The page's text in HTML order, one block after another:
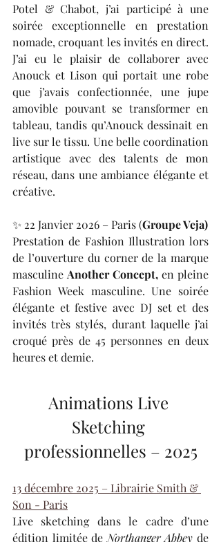
Potel & Chabot, j’ai participé à une
soirée exceptionnelle en prestation
nomade, croquant les invités en direct.
J’ai eu le plaisir de collaborer avec
Anouck et Lison qui portait une robe
que j’avais confectionnée, une jupe
amovible pouvant se transformer en
tableau, tandis qu’Anouck dessinait en
live sur le tissu. Une belle coordination
artistique avec des talents de mon
réseau, dans une ambiance élégante et
créative.
✨ 22 Janvier 2026 – Paris (Groupe Veja)
Prestation de Fashion Illustration lors
de l’ouverture du corner de la marque
masculine Another Concept, en pleine
Fashion Week masculine. Une soirée
élégante et festive avec DJ set et des
invités très stylés, durant laquelle j’ai
croqué près de 45 personnes en deux
heures et demie.
Animations Live
Sketching
professionnelles – 2025
13 décembre 2025 – Librairie Smith &
Son - Paris
Live sketching dans le cadre d’une
édition limitée de Northanger Abbey de